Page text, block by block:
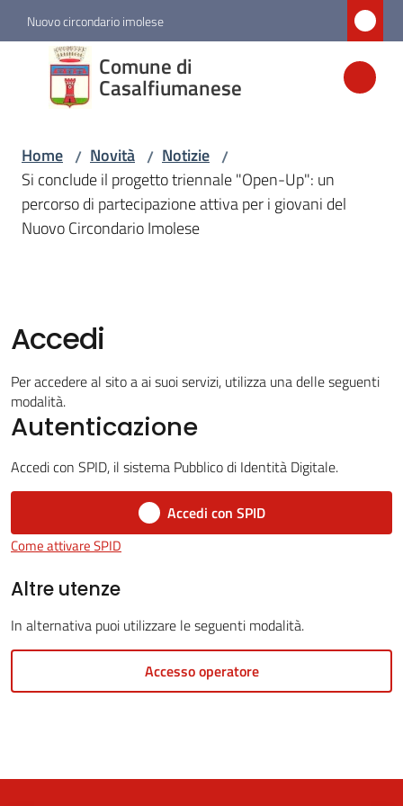
Vai al contenuto
Vai alla navigazione
Vai al footer
Nuovo circondario imolese
Comune di
Casalfiumanese
Comune di
Casalfiumanese
Amministrazione
Novità
Menu selezionato
Vivere
Casalfiumanese
5x1000
Servizi
line
Tutti
argomenti
Home / Novità / Notizie /
Si conclude il progetto triennale "Open-Up": un
percorso di partecipazione attiva per i giovani del
Nuovo Circondario Imolese
Accedi
Per accedere al sito a ai suoi servizi, utilizza una delle seguenti
modalità.
Autenticazione
Accedi con SPID, il sistema Pubblico di Identità Digitale.
Accedi con SPID
Come attivare SPID
Altre utenze
In alternativa puoi utilizzare le seguenti modalità.
Accesso operatore